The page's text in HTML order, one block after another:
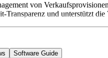
von
Transparenz und unterstützt
Software Guide